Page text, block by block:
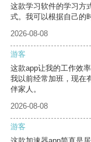
这款学习软件的学习方
式。我可以根据自己的
2026-08-08
游客
这款app让我的工作效
我以前经常加班，现在
伴家人。
2026-08-08
游客